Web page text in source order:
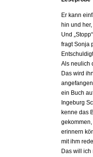
Er kann
hin und
Und
fragt Sonja
Als neulich
Das wird
ein Buch
Ingeburg
kenne das
erinnern
mit ihm
Das will